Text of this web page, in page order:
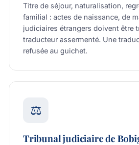
Titre de séjour, naturalisation,
familial : actes de naissance, de
judiciaires étrangers doivent être
traducteur assermenté. Une
refusée au guichet.
⚖️
Tribunal judiciaire de